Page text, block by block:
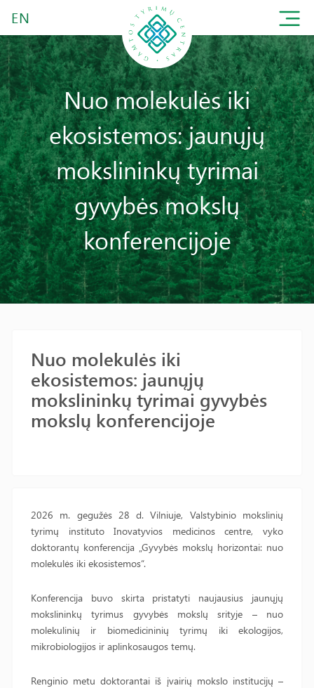
EN
Nuo molekulės iki
ekosistemos: jaunųjų
mokslininkų tyrimai
gyvybės mokslų
konferencijoje
Nuo molekulės iki
ekosistemos: jaunųjų
mokslininkų tyrimai gyvybės
mokslų konferencijoje
2026 m. gegužės 28 d. Vilniuje, Valstybinio mokslinių
tyrimų instituto Inovatyvios medicinos centre, vyko
doktorantų konferencija „Gyvybės mokslų horizontai: nuo
molekulės iki ekosistemos“.
Konferencija buvo skirta pristatyti naujausius jaunųjų
mokslininkų tyrimus gyvybės mokslų srityje – nuo
molekulinių ir biomedicininių tyrimų iki ekologijos,
mikrobiologijos ir aplinkosaugos temų.
Renginio metu doktorantai iš įvairių mokslo institucijų –